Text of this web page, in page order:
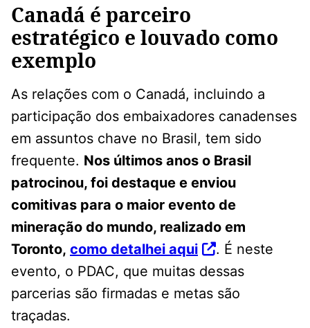
Canadá é parceiro
estratégico e louvado como
exemplo
As relações com o Canadá, incluindo a
participação dos embaixadores canadenses
em assuntos chave no Brasil, tem sido
frequente. Nos últimos anos o Brasil
patrocinou, foi destaque e enviou
comitivas para o maior evento de
mineração do mundo, realizado em
Toronto, como detalhei aqui
. É neste
evento, o PDAC, que muitas dessas
parcerias são firmadas e metas são
traçadas.